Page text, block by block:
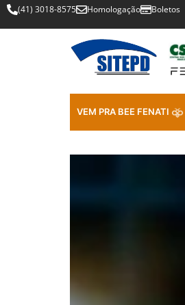
(41) 3018-8575 Homologação Boletos
VEM PRA BEE FENATI